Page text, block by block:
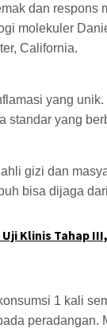
dan respons
molekuler
California.
yang
standar yang
gizi dan
bisa dijaga
Uji Klinis Tahap
1 kali
peradangan.